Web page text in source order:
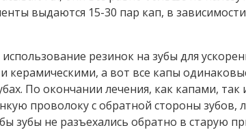
выдаются 15-30 пар кап, в
резинок на зубы для
керамическими, а вот все капы
По окончании лечения, как капами, так
проволоку с обратной стороны зубов,
зубы не разъехались обратно в старую